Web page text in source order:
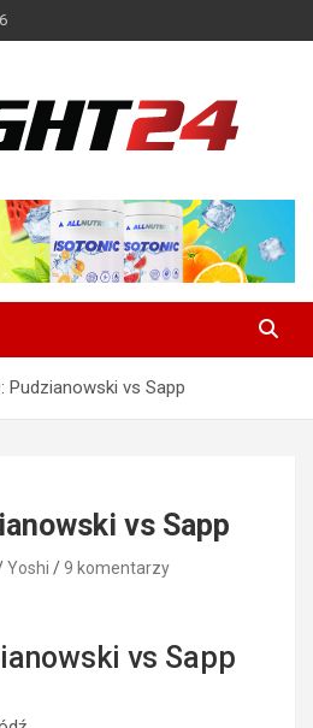
MMA i K-1, UFC
Pudzianowski vs Sapp
vs Sapp
Yoshi 9 komentarzy
vs Sapp